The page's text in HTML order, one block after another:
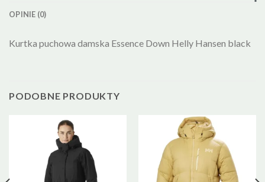
OPINIE (0)
Kurtka puchowa damska Essence Down Helly Hansen black
PODOBNE PRODUKTY